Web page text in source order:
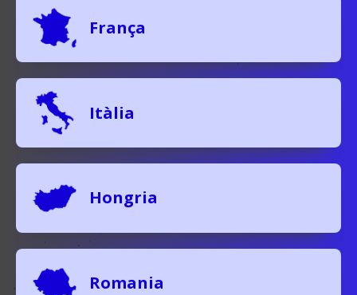
França
Itàlia
Hongria
Romania